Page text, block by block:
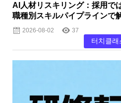
AI人材リスキリング：採用で
職種別スキルパイプラインで
2026-08-02 37